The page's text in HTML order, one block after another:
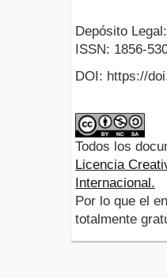
Depósito
ISSN: 1856-
DOI: https://
Todos los
Licencia
Internacional.
Por lo que el
totalmente